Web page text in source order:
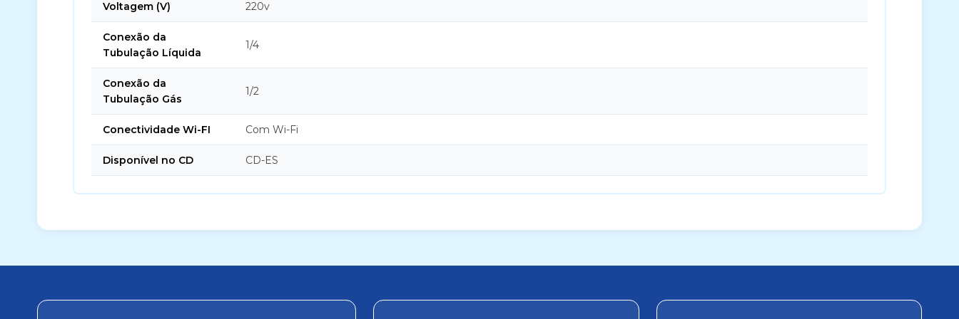
Voltagem (V) 220v
Conexão da
Tubulação Líquida
1/4
Conexão da
Tubulação Gás
1/2
Conectividade Wi-FI Com Wi-Fi
Disponível no CD CD-ES